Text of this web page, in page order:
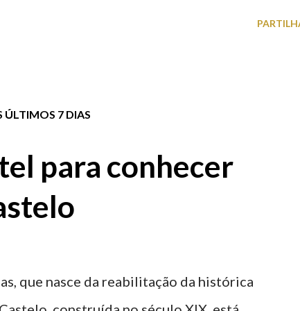
ÚLTIMOS 7 DIAS
para conhecer
que nasce da reabilitação da histórica